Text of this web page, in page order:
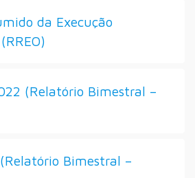
da Execução
(Relatório Bimestral –
Bimestral –